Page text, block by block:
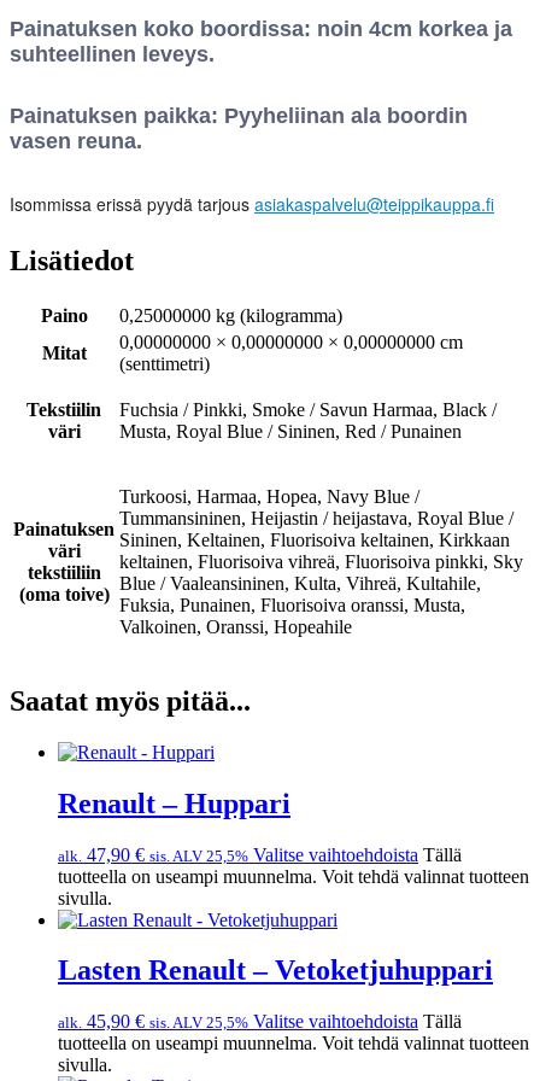
Painatuksen koko boordissa: noin 4cm korkea ja
suhteellinen leveys.
Painatuksen paikka: Pyyheliinan ala boordin
vasen reuna.
Isommissa erissä pyydä tarjous asiakaspalvelu@teippikauppa.fi
Lisätiedot
Paino
0,25000000 kg (kilogramma)
Mitat
0,00000000 × 0,00000000 × 0,00000000 cm
(senttimetri)
Tekstiilin
väri
Fuchsia / Pinkki, Smoke / Savun Harmaa, Black /
Musta, Royal Blue / Sininen, Red / Punainen
Painatuksen
väri
tekstiiliin
(oma toive)
Turkoosi, Harmaa, Hopea, Navy Blue /
Tummansininen, Heijastin / heijastava, Royal Blue /
Sininen, Keltainen, Fluorisoiva keltainen, Kirkkaan
keltainen, Fluorisoiva vihreä, Fluorisoiva pinkki, Sky
Blue / Vaaleansininen, Kulta, Vihreä, Kultahile,
Fuksia, Punainen, Fluorisoiva oranssi, Musta,
Valkoinen, Oranssi, Hopeahile
Saatat myös pitää...
Renault – Huppari
alk. 47,90 € sis. ALV 25,5% Valitse vaihtoehdoista Tällä
tuotteella on useampi muunnelma. Voit tehdä valinnat tuotteen
sivulla.
Lasten Renault – Vetoketjuhuppari
alk. 45,90 € sis. ALV 25,5% Valitse vaihtoehdoista Tällä
tuotteella on useampi muunnelma. Voit tehdä valinnat tuotteen
sivulla.